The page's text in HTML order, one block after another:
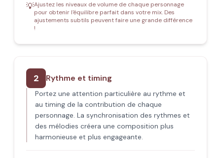
💡Ajustez les niveaux de volume de chaque personnage
pour obtenir l'équilibre parfait dans votre mix. Des
ajustements subtils peuvent faire une grande différence
!
2 Rythme et timing
Portez une attention particulière au rythme et
au timing de la contribution de chaque
personnage. La synchronisation des rythmes et
des mélodies créera une composition plus
harmonieuse et plus engageante.